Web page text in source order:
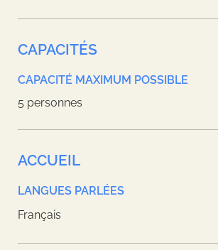
CAPACITÉS
CAPACITÉ MAXIMUM POSSIBLE
5 personnes
ACCUEIL
LANGUES PARLÉES
Français